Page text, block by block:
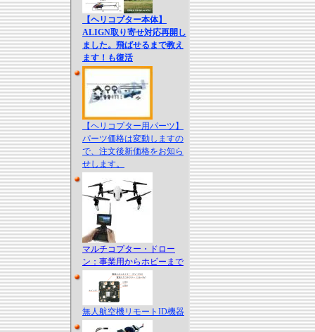
【ヘリコプター本体】
ALIGN取り寄せ対応再開し
ました。飛ばせるまで教え
ます！も復活
【ヘリコプター用パーツ】
パーツ価格は変動しますの
で、注文後新価格をお知ら
せします。
マルチコプター・ドロー
ン：事業用からホビーまで
無人航空機リモートID機器